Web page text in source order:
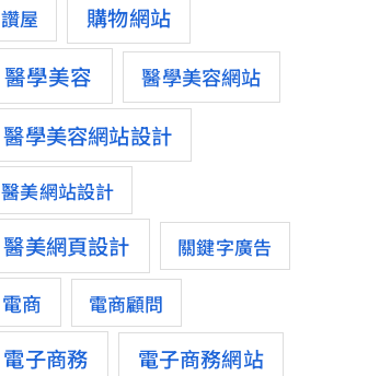
讚屋 購物網站
醫學美容 醫學美容網站
醫學美容網站設計
醫美網站設計
醫美網頁設計 關鍵字廣告
電商 電商顧問
電子商務 電子商務網站